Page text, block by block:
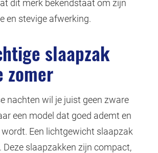
dit merk bekendstaat om zijn
en stevige afwerking.
slaapzak
zomer
nachten wil je juist geen zware
een model dat goed ademt en
Een lichtgewicht slaapzak
Deze slaapzakken zijn compact,